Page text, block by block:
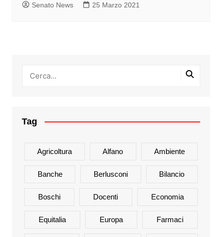
Senato News 25 Marzo 2021
Tag
Agricoltura Alfano Ambiente
Banche Berlusconi Bilancio
Boschi Docenti Economia
Equitalia Europa Farmaci